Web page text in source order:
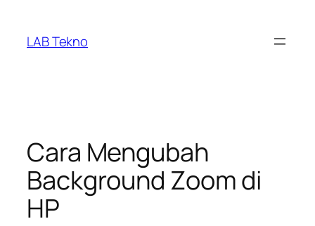
content
LAB Tekno
Cara Mengubah
Background Zoom di
HP